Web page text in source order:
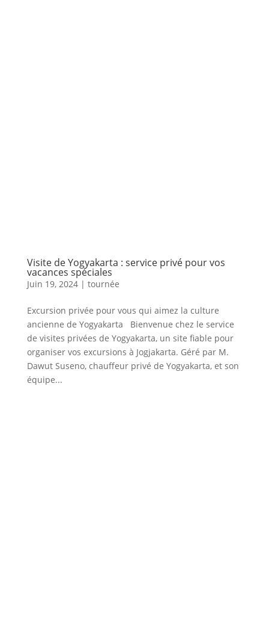
Visite de Yogyakarta : service privé pour vos
vacances spéciales
Juin 19, 2024| tournée
Excursion privée pour vous qui aimez la culture
ancienne de Yogyakarta Bienvenue chez le service
de visites privées de Yogyakarta, un site fiable pour
organiser vos excursions à Jogjakarta. Géré par M.
Dawut Suseno, chauffeur privé de Yogyakarta, et son
équipe...